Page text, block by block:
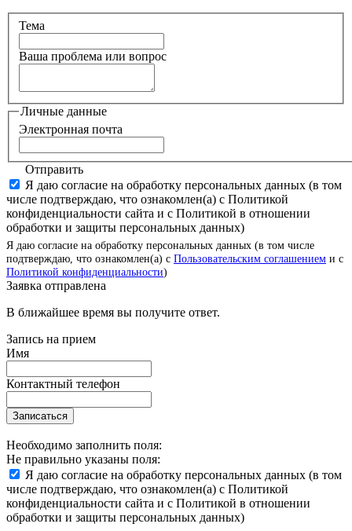
Тема
Ваша проблема или вопрос
Личные данные
Электронная почта
Отправить
Я даю согласие на обработку персональных данных (в том
числе подтверждаю, что ознакомлен(а) с Политикой
конфиденциальности сайта и с Политикой в отношении
обработки и защиты персональных данных)
Я даю согласие на обработку персональных данных (в том числе
подтверждаю, что ознакомлен(а) с Пользовательским соглашением и с
Политикой конфиденциальности)
Заявка отправлена
В ближайшее время вы получите ответ.
Запись на прием
Имя
Контактный телефон
Записаться
Необходимо заполнить поля:
Не правильно указаны поля:
Я даю согласие на обработку персональных данных (в том
числе подтверждаю, что ознакомлен(а) с Политикой
конфиденциальности сайта и с Политикой в отношении
обработки и защиты персональных данных)